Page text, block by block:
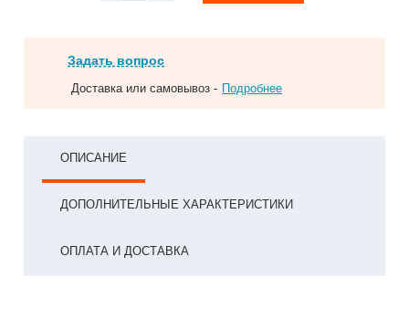
Задать вопрос
Доставка или самовывоз - Подробнее
ОПИСАНИЕ
ДОПОЛНИТЕЛЬНЫЕ ХАРАКТЕРИСТИКИ
ОПЛАТА И ДОСТАВКА